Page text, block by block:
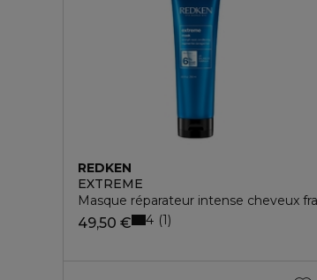
REDKEN
EXTREME
Masque réparateur intense cheveux
49,50 € 4 1